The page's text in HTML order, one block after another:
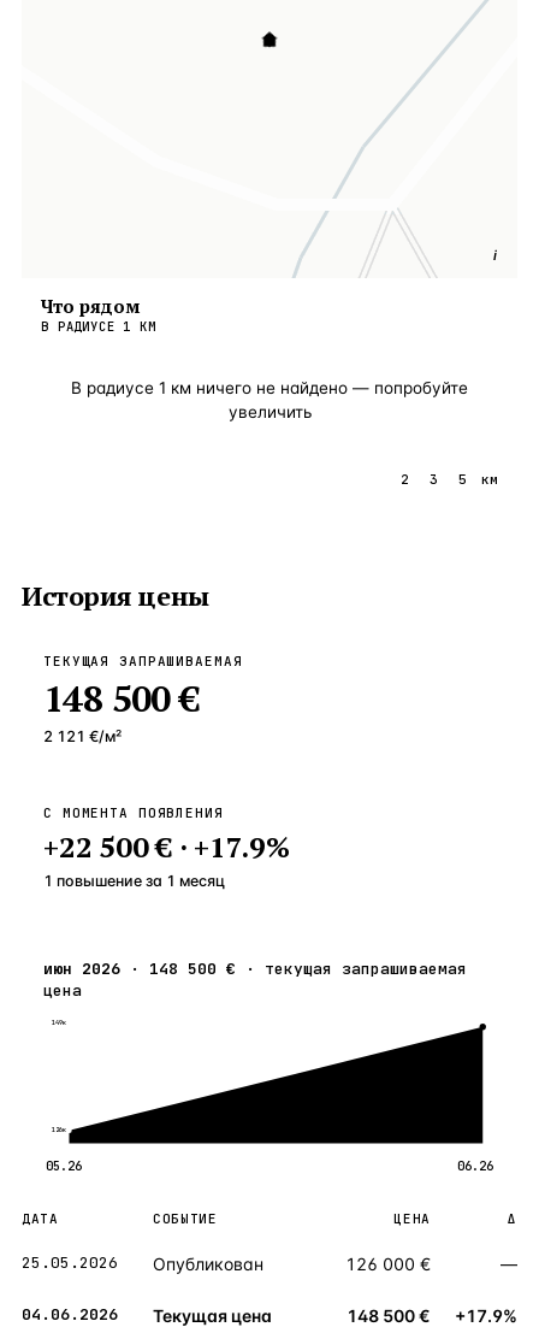
i
Что рядом
В РАДИУСЕ 1 КМ
В радиусе 1 км ничего не найдено — попробуйте
увеличить
2 3 5 км
История цены
ТЕКУЩАЯ ЗАПРАШИВАЕМАЯ
148 500 €
2 121 €/м²
С МОМЕНТА ПОЯВЛЕНИЯ
+22 500 €· +17.9%
1 повышение за 1 месяц
июн 2026 · 148 500 € · текущая запрашиваемая
цена
149к
126к
05.26 06.26
ДАТА СОБЫТИЕ ЦЕНА Δ
25.05.2026 Опубликован 126 000 € —
04.06.2026 Текущая цена 148 500 € +17.9%